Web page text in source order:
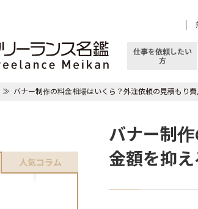
仕事を依頼したい
方
バナー制作の料金相場はいくら？外注依頼の見積もり
人気コラム
バナー制
金額を抑え